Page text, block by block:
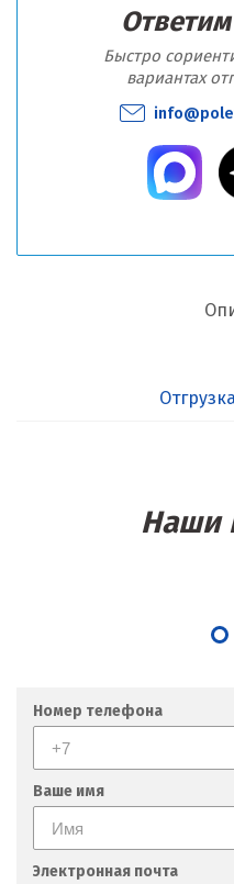
Быстро
вариантах
Наши
Номер телефона
Ваше имя
Электронная почта